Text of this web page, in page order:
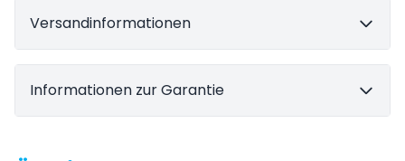
Versandinformationen
Informationen zur Garantie